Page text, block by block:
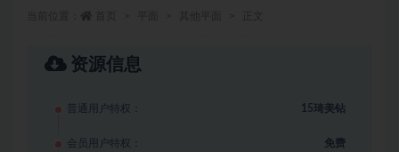
资源信息
普通用户特权： 15琦美钻
会员用户特权： 免费